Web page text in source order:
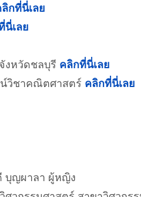
กที่นี่เลย
นี่เลย
งหวัดชลบุรี คลิกที่นี่เลย
วิชาคณิตศาสตร์ คลิกที่นี่เลย
บุญผาลา ผู้หญิง